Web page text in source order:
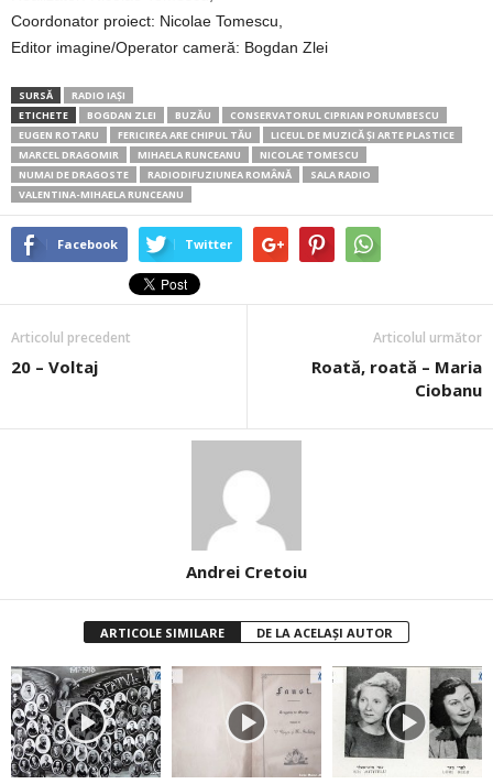
Coordonator proiect: Nicolae Tomescu,
Editor imagine/Operator cameră: Bogdan Zlei
SURSĂ
RADIO IAȘI
ETICHETE
BOGDAN ZLEI BUZĂU
CONSERVATORUL CIPRIAN PORUMBESCU
EUGEN ROTARU
FERICIREA ARE CHIPUL TĂU
LICEUL DE MUZICĂ ŞI ARTE PLASTICE
MARCEL DRAGOMIR
MIHAELA RUNCEANU
NICOLAE TOMESCU
NUMAI DE DRAGOSTE
RADIODIFUZIUNEA ROMÂNĂ
SALA RADIO
VALENTINA-MIHAELA RUNCEANU
Facebook Twitter
Articolul precedent
20 – Voltaj
Articolul următor
Roată, roată – Maria
Ciobanu
Andrei Cretoiu
ARTICOLE SIMILARE DE LA ACELAȘI AUTOR